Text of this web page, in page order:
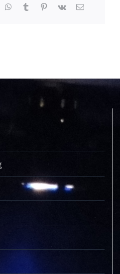
WhatsApp
TumblrPinterest
Vk
E-